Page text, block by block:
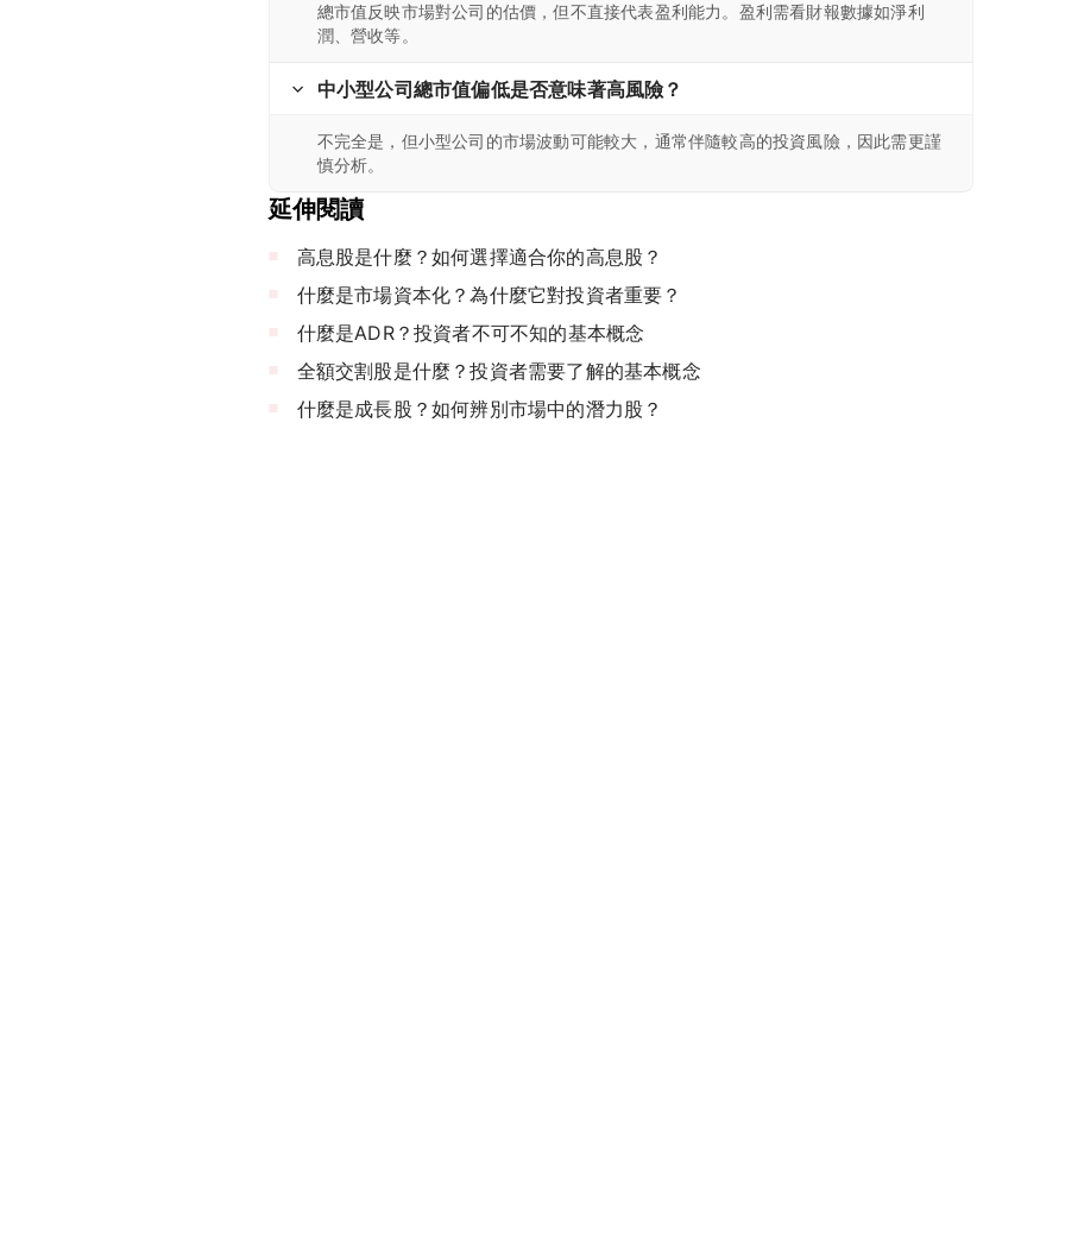
總市值反映市場對公司的估價，但不直接代表盈利能力。盈利需看財報數據如淨利
潤、營收等。
中小型公司總市值偏低是否意味著高風險？
不完全是，但小型公司的市場波動可能較大，通常伴隨較高的投資風險，因此需更謹
慎分析。
延伸閱讀
高息股是什麼？如何選擇適合你的高息股？
什麼是市場資本化？為什麼它對投資者重要？
什麼是ADR？投資者不可不知的基本概念
全額交割股是什麼？投資者需要了解的基本概念
什麼是成長股？如何辨別市場中的潛力股？